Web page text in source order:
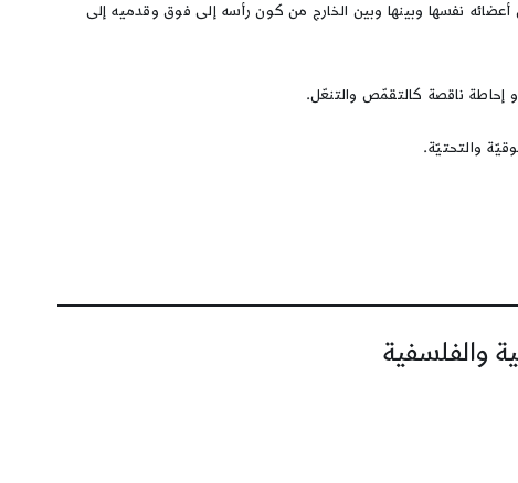
نفسها وبينها وبين الخارج من كون رأسه إلى فوق وقدميه إلى
إحاطة ناقصة كالتقمّص والتنعّل.
والتحتيّة.
والفلسفية